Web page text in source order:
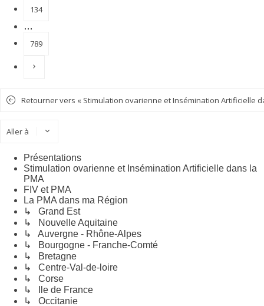
134
…
789
Retourner vers « Stimulation ovarienne et Insémination Artificielle
Aller à
Présentations
Stimulation ovarienne et Insémination Artificielle dans la
PMA
FIV et PMA
La PMA dans ma Région
↳ Grand Est
↳ Nouvelle Aquitaine
↳ Auvergne - Rhône-Alpes
↳ Bourgogne - Franche-Comté
↳ Bretagne
↳ Centre-Val-de-loire
↳ Corse
↳ Ile de France
↳ Occitanie